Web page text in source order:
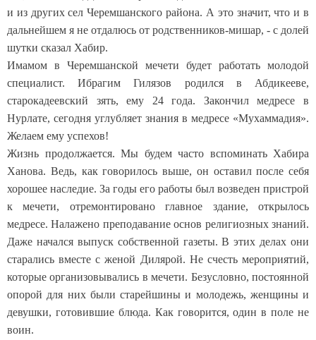
и из других сел Черемшанского района. А это значит, что и в
дальнейшем я не отдалюсь от родственников-мишар, - с долей
шутки сказал Хабир.
Имамом в Черемшанской мечети будет работать молодой
специалист. Ибрагим Гилязов родился в Абдикееве,
старокадеевский зять, ему 24 года. Закончил медресе в
Нурлате, сегодня углубляет знания в медресе «Мухаммадия».
Желаем ему успехов!
Жизнь продолжается. Мы будем часто вспоминать Хабира
Ханова. Ведь, как говорилось выше, он оставил после себя
хорошее наследие. За годы его работы был возведен пристрой
к мечети, отремонтировано главное здание, открылось
медресе. Налажено преподавание основ религиозных знаний.
Даже начался выпуск собственной газеты. В этих делах они
старались вместе с женой Дилярой. Не счесть мероприятий,
которые организовывались в мечети. Безусловно, постоянной
опорой для них были старейшины и молодежь, женщины и
девушки, готовившие блюда. Как говорится, один в поле не
воин.